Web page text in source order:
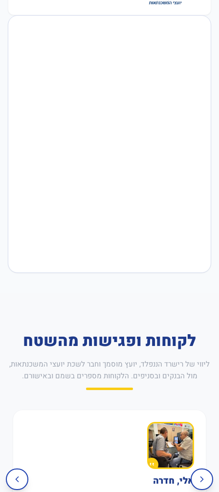
לקוחות ופגישות מהשטח
ליווי של רישרד הננפלד, יועץ מוסמך וחבר לשכת יועצי המשכנתאות,
מול הבנקים ובסניפים. הלקוחות מספרים בשמם ובאישורם.
אלי, חדרה